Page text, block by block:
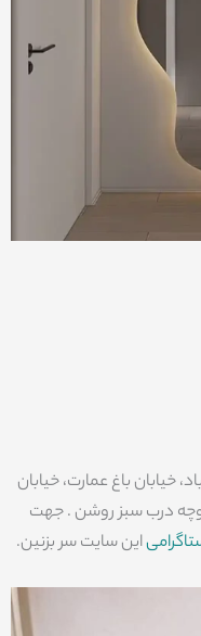
خیابان باغ عمارت، خیابان
درب سبز روشن . جهت
این سایت سر بزنین.